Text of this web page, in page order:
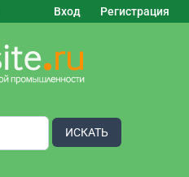
Вход Регистрация
ИСКАТЬ